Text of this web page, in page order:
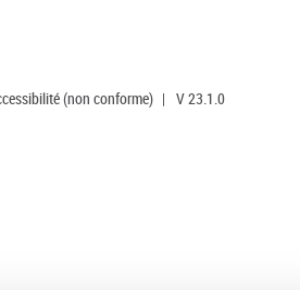
(non conforme) | V 23.1.0